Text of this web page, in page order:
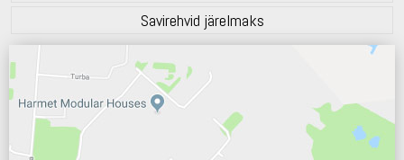
Savirehvid järelmaks